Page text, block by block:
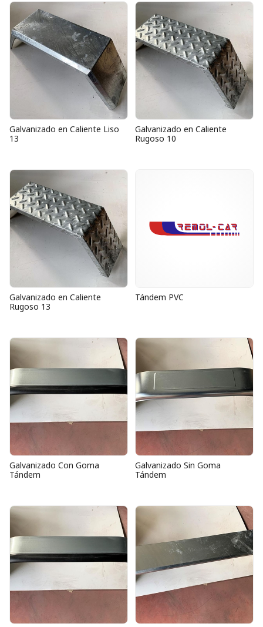
Galvanizado en Caliente Liso
13
Galvanizado en Caliente
Rugoso 10
Galvanizado en Caliente
Rugoso 13
Tándem PVC
Galvanizado Con Goma
Tándem
Galvanizado Sin Goma
Tándem